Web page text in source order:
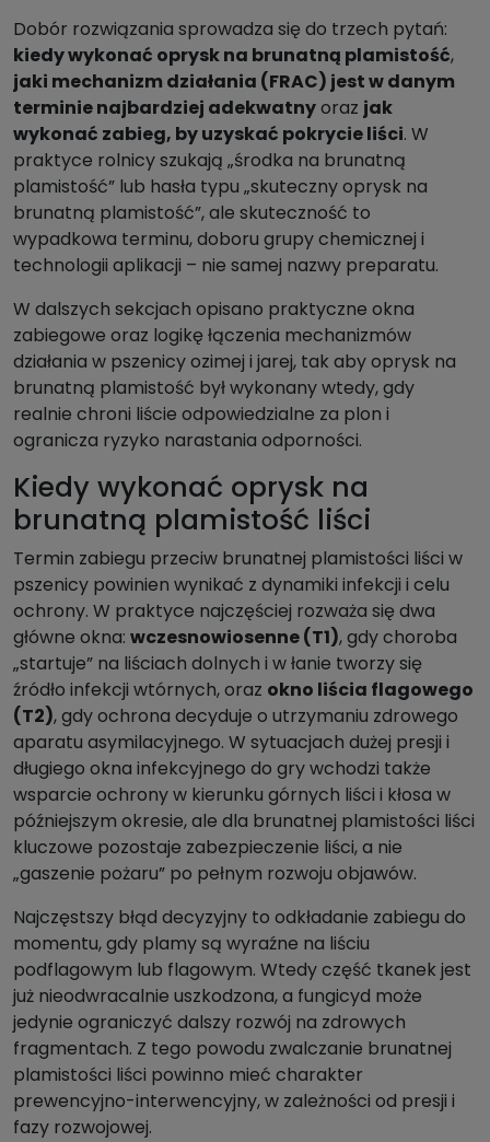
Dobór rozwiązania sprowadza się do trzech pytań:
kiedy wykonać oprysk na brunatną plamistość,
jaki mechanizm działania (FRAC) jest w danym
terminie najbardziej adekwatnyoraz jak
wykonać zabieg, by uzyskać pokrycie liści. W
praktyce rolnicy szukają „środka na brunatną
plamistość” lub hasła typu „skuteczny oprysk na
brunatną plamistość”, ale skuteczność to
wypadkowa terminu, doboru grupy chemicznej i
technologii aplikacji – nie samej nazwy preparatu.
W dalszych sekcjach opisano praktyczne okna
zabiegowe oraz logikę łączenia mechanizmów
działania w pszenicy ozimej i jarej, tak aby oprysk na
brunatną plamistość był wykonany wtedy, gdy
realnie chroni liście odpowiedzialne za plon i
ogranicza ryzyko narastania odporności.
Kiedy wykonać oprysk na
brunatną plamistość liści
Termin zabiegu przeciw brunatnej plamistości liści w
pszenicy powinien wynikać z dynamiki infekcji i celu
ochrony. W praktyce najczęściej rozważa się dwa
główne okna: wczesnowiosenne (T1), gdy choroba
„startuje” na liściach dolnych i w łanie tworzy się
źródło infekcji wtórnych, oraz okno liścia flagowego
(T2), gdy ochrona decyduje o utrzymaniu zdrowego
aparatu asymilacyjnego. W sytuacjach dużej presji i
długiego okna infekcyjnego do gry wchodzi także
wsparcie ochrony w kierunku górnych liści i kłosa w
późniejszym okresie, ale dla brunatnej plamistości liści
kluczowe pozostaje zabezpieczenie liści, a nie
„gaszenie pożaru” po pełnym rozwoju objawów.
Najczęstszy błąd decyzyjny to odkładanie zabiegu do
momentu, gdy plamy są wyraźne na liściu
podflagowym lub flagowym. Wtedy część tkanek jest
już nieodwracalnie uszkodzona, a fungicyd może
jedynie ograniczyć dalszy rozwój na zdrowych
fragmentach. Z tego powodu zwalczanie brunatnej
plamistości liści powinno mieć charakter
prewencyjno-interwencyjny, w zależności od presji i
fazy rozwojowej.